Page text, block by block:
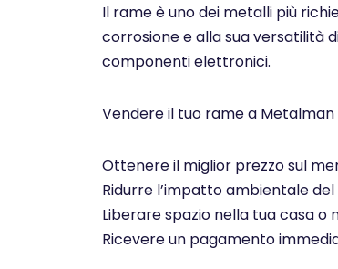
Il rame è uno dei metalli più
corrosione e alla sua versatilità
componenti elettronici.
Vendere il tuo rame a
Ottenere il miglior prezzo sul
Ridurre l’impatto ambientale
Liberare spazio nella tua casa o
Ricevere un pagamento